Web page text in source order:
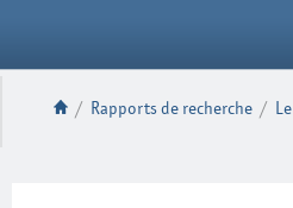
/ Rapports de recherche /